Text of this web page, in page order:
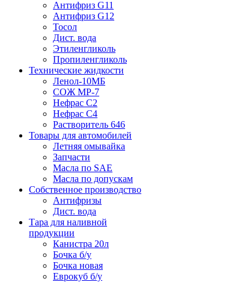
Антифриз G11
Антифриз G12
Тосол
Дист. вода
Этиленгликоль
Пропиленгликоль
Технические жидкости
Ленол-10МБ
СОЖ МР-7
Нефрас С2
Нефрас С4
Растворитель 646
Товары для автомобилей
Летняя омывайка
Запчасти
Масла по SAE
Масла по допускам
Собственное производство
Антифризы
Дист. вода
Тара для наливной
продукции
Канистра 20л
Бочка б/у
Бочка новая
Еврокуб б/у